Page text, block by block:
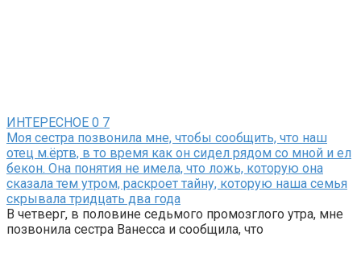
ИНТЕРЕСНОЕ 0 7
Моя сестра позвонила мне, чтобы сообщить, что наш
отец м.ёртв, в то время как он сидел рядом со мной и ел
бекон. Она понятия не имела, что ложь, которую она
сказала тем утром, раскроет тайну, которую наша семья
скрывала тридцать два года
В четверг, в половине седьмого промозглого утра, мне
позвонила сестра Ванесса и сообщила, что